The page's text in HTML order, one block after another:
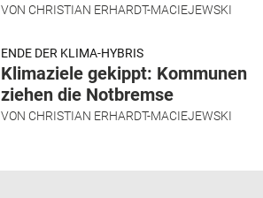
VON CHRISTIAN ERHARDT-MACIEJEWSKI
ENDE DER KLIMA-HYBRIS
Klimaziele gekippt: Kommunen
ziehen die Notbremse
VON CHRISTIAN ERHARDT-MACIEJEWSKI